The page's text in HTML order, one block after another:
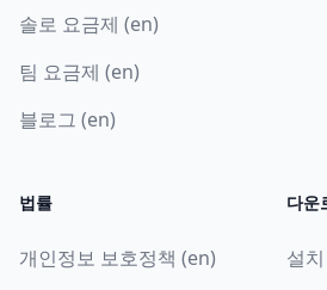
솔로 요금제 (en)
팀 요금제 (en)
블로그 (en)
법률
개인정보 보호정책 (en)
다운
설